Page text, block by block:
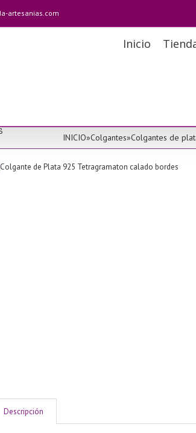
artesanias.com
Inicio
INICIO»Colgantes»Colgantes de
Descripción